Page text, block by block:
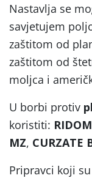
Nastavlja se
savjetujem
zaštitom od
zaštitom od
moljca i
U borbi protiv
koristiti:
MZ, CURZATE
Pripravci koji